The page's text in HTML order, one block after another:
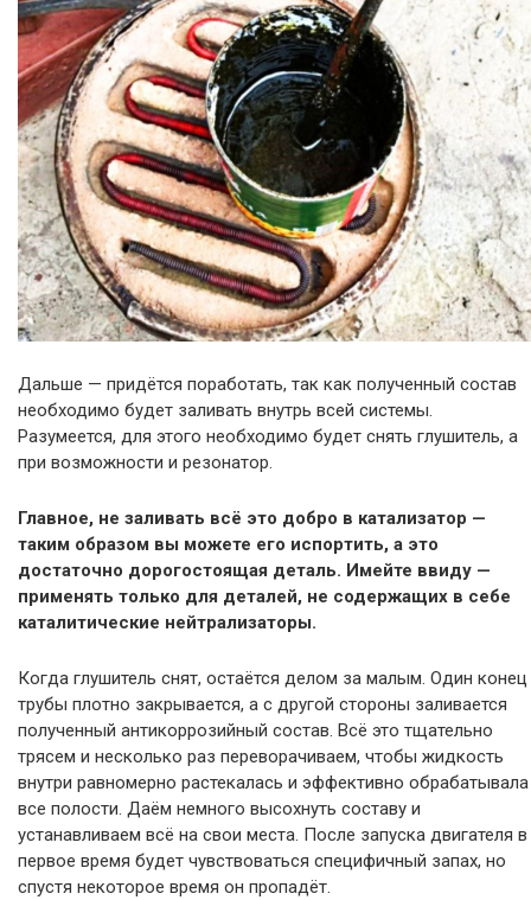
Дальше — придётся поработать, так как полученный состав
необходимо будет заливать внутрь всей системы.
Разумеется, для этого необходимо будет снять глушитель, а
при возможности и резонатор.
Главное, не заливать всё это добро в катализатор —
таким образом вы можете его испортить, а это
достаточно дорогостоящая деталь. Имейте ввиду —
применять только для деталей, не содержащих в себе
каталитические нейтрализаторы.
Когда глушитель снят, остаётся делом за малым. Один конец
трубы плотно закрывается, а с другой стороны заливается
полученный антикоррозийный состав. Всё это тщательно
трясем и несколько раз переворачиваем, чтобы жидкость
внутри равномерно растекалась и эффективно обрабатывала
все полости. Даём немного высохнуть составу и
устанавливаем всё на свои места. После запуска двигателя в
первое время будет чувствоваться специфичный запах, но
спустя некоторое время он пропадёт.